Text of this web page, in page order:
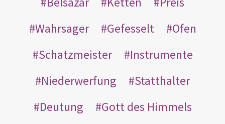
Wahrsager
Gefesselt
Ofen
Schatzmeister
Instrumente
Niederwerfung
Statthalter
Deutung
Gott des Himmels